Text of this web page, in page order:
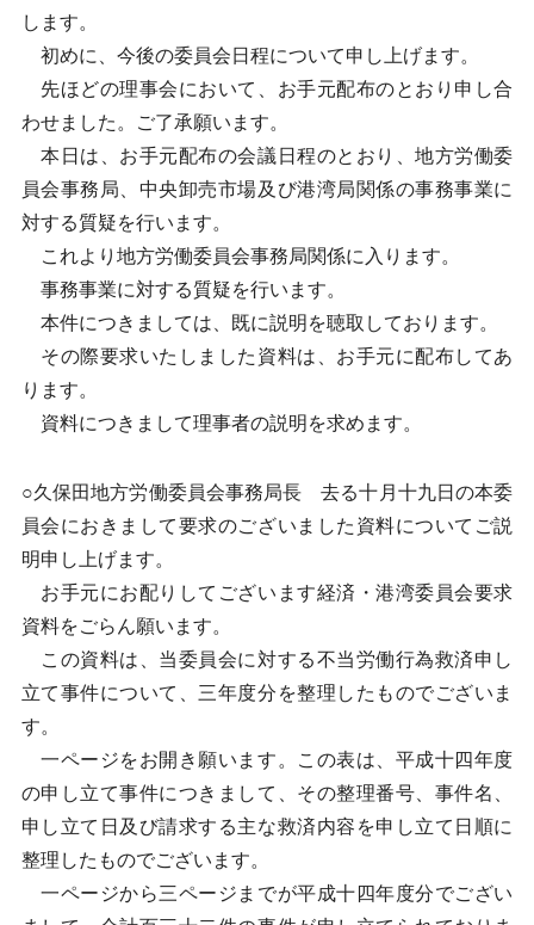
します。
初めに、今後の委員会日程について申し上げます。
先ほどの理事会において、お手元配布のとおり申し合
わせました。ご了承願います。
本日は、お手元配布の会議日程のとおり、地方労働委
員会事務局、中央卸売市場及び港湾局関係の事務事業に
対する質疑を行います。
これより地方労働委員会事務局関係に入ります。
事務事業に対する質疑を行います。
本件につきましては、既に説明を聴取しております。
その際要求いたしました資料は、お手元に配布してあ
ります。
資料につきまして理事者の説明を求めます。
○久保田地方労働委員会事務局長 去る十月十九日の本委
員会におきまして要求のございました資料についてご説
明申し上げます。
お手元にお配りしてございます経済・港湾委員会要求
資料をごらん願います。
この資料は、当委員会に対する不当労働行為救済申し
立て事件について、三年度分を整理したものでございま
す。
一ページをお開き願います。この表は、平成十四年度
の申し立て事件につきまして、その整理番号、事件名、
申し立て日及び請求する主な救済内容を申し立て日順に
整理したものでございます。
一ページから三ページまでが平成十四年度分でござい